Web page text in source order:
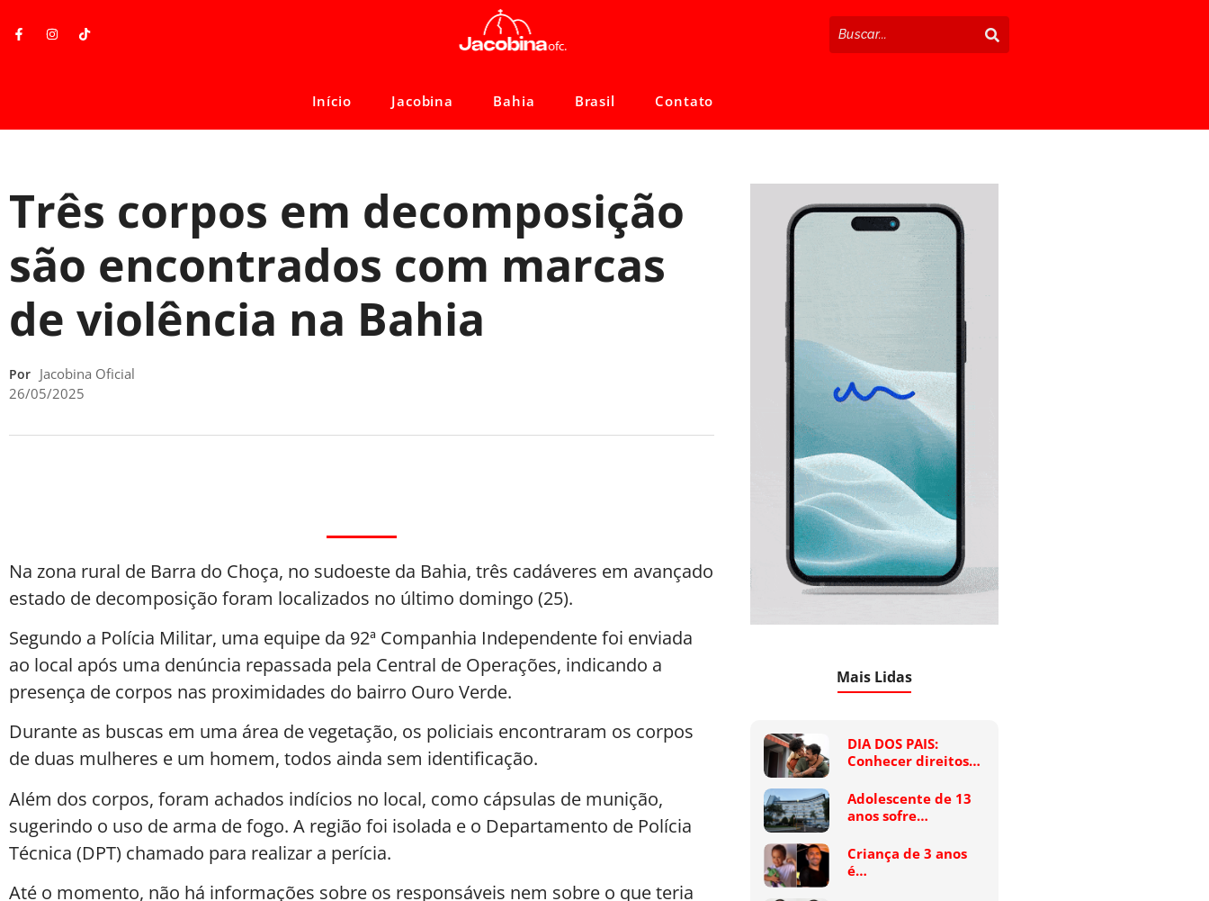
Início Jacobina Bahia Brasil Contato
Três corpos em decomposição
são encontrados com marcas
de violência na Bahia
Por Jacobina Oficial
26/05/2025
Na zona rural de Barra do Choça, no sudoeste da Bahia, três cadáveres em avançado
estado de decomposição foram localizados no último domingo (25).
Segundo a Polícia Militar, uma equipe da 92ª Companhia Independente foi enviada
ao local após uma denúncia repassada pela Central de Operações, indicando a
presença de corpos nas proximidades do bairro Ouro Verde.
Durante as buscas em uma área de vegetação, os policiais encontraram os corpos
de duas mulheres e um homem, todos ainda sem identificação.
Além dos corpos, foram achados indícios no local, como cápsulas de munição,
sugerindo o uso de arma de fogo. A região foi isolada e o Departamento de Polícia
Técnica (DPT) chamado para realizar a perícia.
Até o momento, não há informações sobre os responsáveis nem sobre o que teria
Mais Lidas
DIA DOS PAIS:
Conhecer direitos…
Adolescente de 13
anos sofre…
Criança de 3 anos
é…